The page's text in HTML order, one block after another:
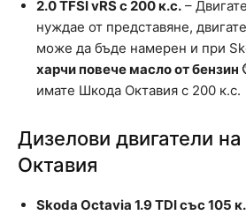
2.0 TFSI vRS с 200 к.с. –
нуждае от представяне,
може да бъде намерен и при
харчи повече масло от бензин
имате Шкода Октавия с 200 к.с.
Дизелови двигатели
Октавия
Skoda Octavia 1.9 TDI със 105